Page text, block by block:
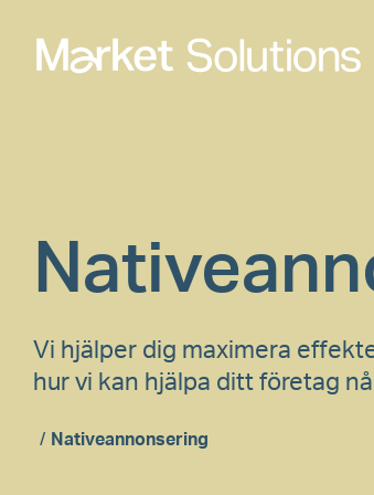
Vi hjälper dig maximera
hur vi kan hjälpa ditt företag
/ Nativeannonsering